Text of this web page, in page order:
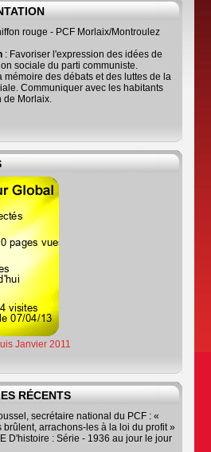
rouge - PCF Morlaix/Montroulez
: Favoriser l'expression des idées de
sociale du parti communiste.
mémoire des débats et des luttes de la
Communiquer avec les habitants
de Morlaix.
Janvier 2011
RÉCENTS
secrétaire national du PCF : «
brûlent, arrachons-les à la loi du profit »
D'histoire : Série - 1936 au jour le jour